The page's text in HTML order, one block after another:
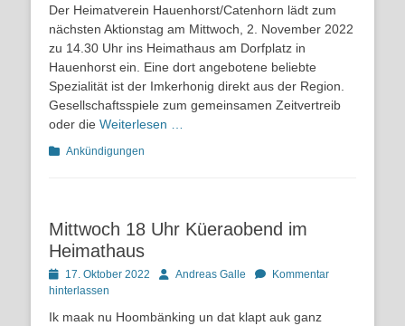
Der Heimatverein Hauenhorst/Catenhorn lädt zum
nächsten Aktionstag am Mittwoch, 2. November 2022
zu 14.30 Uhr ins Heimathaus am Dorfplatz in
Hauenhorst ein. Eine dort angebotene beliebte
Spezialität ist der Imkerhonig direkt aus der Region.
Gesellschaftsspiele zum gemeinsamen Zeitvertreib
oder die Weiterlesen …
Kategorien
Ankündigungen
Mittwoch 18 Uhr Küeraobend im
Heimathaus
Posted
on
17. Oktober 2022 AutorAndreas Galle
Kommentar
hinterlassen
Ik maak nu Hoombänking un dat klapt auk ganz